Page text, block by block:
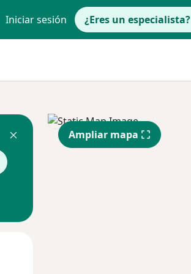
Iniciar sesión ¿Eres un especialista?
Ampliar mapa